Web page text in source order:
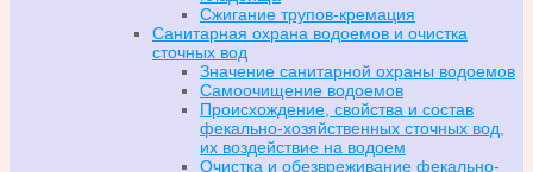
Сжигание трупов-кремация
Санитарная охрана водоемов и очистка
сточных вод
Значение санитарной охраны водоемов
Самоочищение водоемов
Происхождение, свойства и состав
фекально-хозяйственных сточных вод,
их воздействие на водоем
Очистка и обезвреживание фекально-